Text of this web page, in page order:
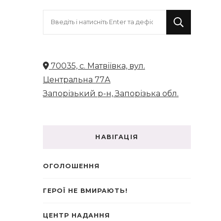
70035, с. Матвіївка, вул.
Центральна 77А
Запорізький р-н, Запорізька обл.
НАВІГАЦІЯ
ОГОЛОШЕННЯ
ГЕРОЇ НЕ ВМИРАЮТЬ!
ЦЕНТР НАДАННЯ